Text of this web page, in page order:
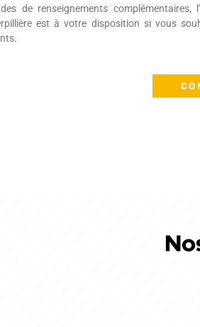
de renseignements complémentaires,
est à votre disposition si vous